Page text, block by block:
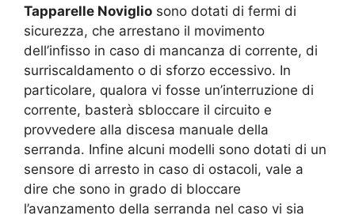
Tapparelle Noviglio sono dotati di fermi di
sicurezza, che arrestano il movimento
dell’infisso in caso di mancanza di corrente, di
surriscaldamento o di sforzo eccessivo. In
particolare, qualora vi fosse un’interruzione di
corrente, basterà sbloccare il circuito e
provvedere alla discesa manuale della
serranda. Infine alcuni modelli sono dotati di un
sensore di arresto in caso di ostacoli, vale a
dire che sono in grado di bloccare
l’avanzamento della serranda nel caso vi sia